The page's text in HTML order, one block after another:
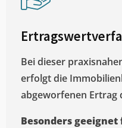
Bei dieser
erfolgt die
abgeworfenen Ertrag
Besonders geeignet